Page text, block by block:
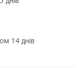
14 днів